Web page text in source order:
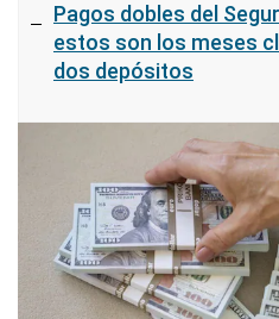
Pagos dobles del
estos son los meses
dos depósitos